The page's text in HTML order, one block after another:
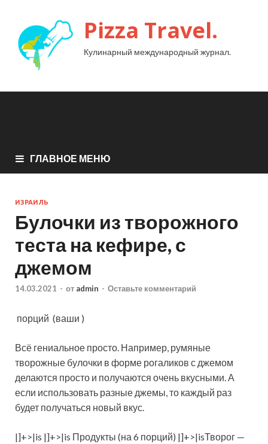
Pizza Travel.
Кулинарный международный журнал.
ГЛАВНОЕ МЕНЮ
ИЗРАИЛЬ
Булочки из творожного
теста на кефире, с
джемом
14.03.2021 - от admin - Оставьте комментарий
порций (ваши )
Всё гениальное просто. Например, румяные
творожные булочки в форме рогаликов с джемом
делаются просто и получаются очень вкусными. А
если использовать разные джемы, то каждый раз
будет получаться новый вкус.
|]+>|is |]+>|is Продукты (на 6 порций) |]+>|isТворог —